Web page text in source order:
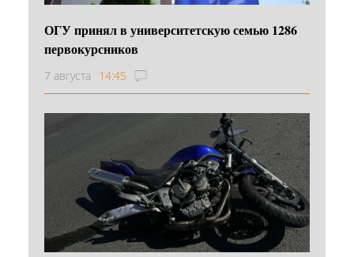
ОГУ принял в университетскую семью 1286
первокурсников
7 августа 14:45